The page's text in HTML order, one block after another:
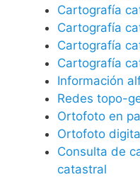
Cartografía
Cartografía
Cartografía
Cartografía
Información
Redes topo-
Ortofoto en
Ortofoto
Consulta de
catastral